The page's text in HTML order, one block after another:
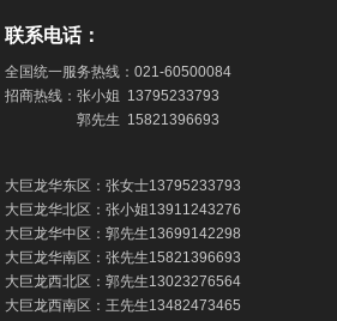
联系电话：
全国统一服务热线：021-60500084
招商热线：张小姐 13795233793
郭先生 15821396693
大巨龙华东区：张女士13795233793
大巨龙华北区：张小姐 13911243276
大巨龙华中区：郭先生13699142298
大巨龙华南区：张先生15821396693
大巨龙西北区：郭先生13023276564
大巨龙西南区：王先生13482473465